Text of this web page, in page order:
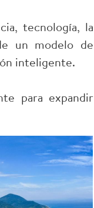
tecnología, la
un modelo de
inteligente.
para expandir